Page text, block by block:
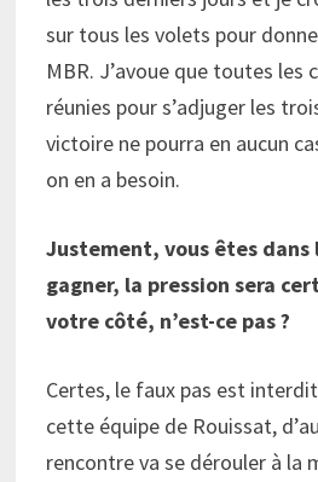
sur tous les volets pour
MBR. J’avoue que toutes
réunies pour s’adjuger les
victoire ne pourra en aucun
on en a besoin.
Justement, vous êtes dans
gagner, la pression sera
votre côté, n’est-ce pas ?
Certes, le faux pas est
cette équipe de Rouissat,
rencontre va se dérouler à la